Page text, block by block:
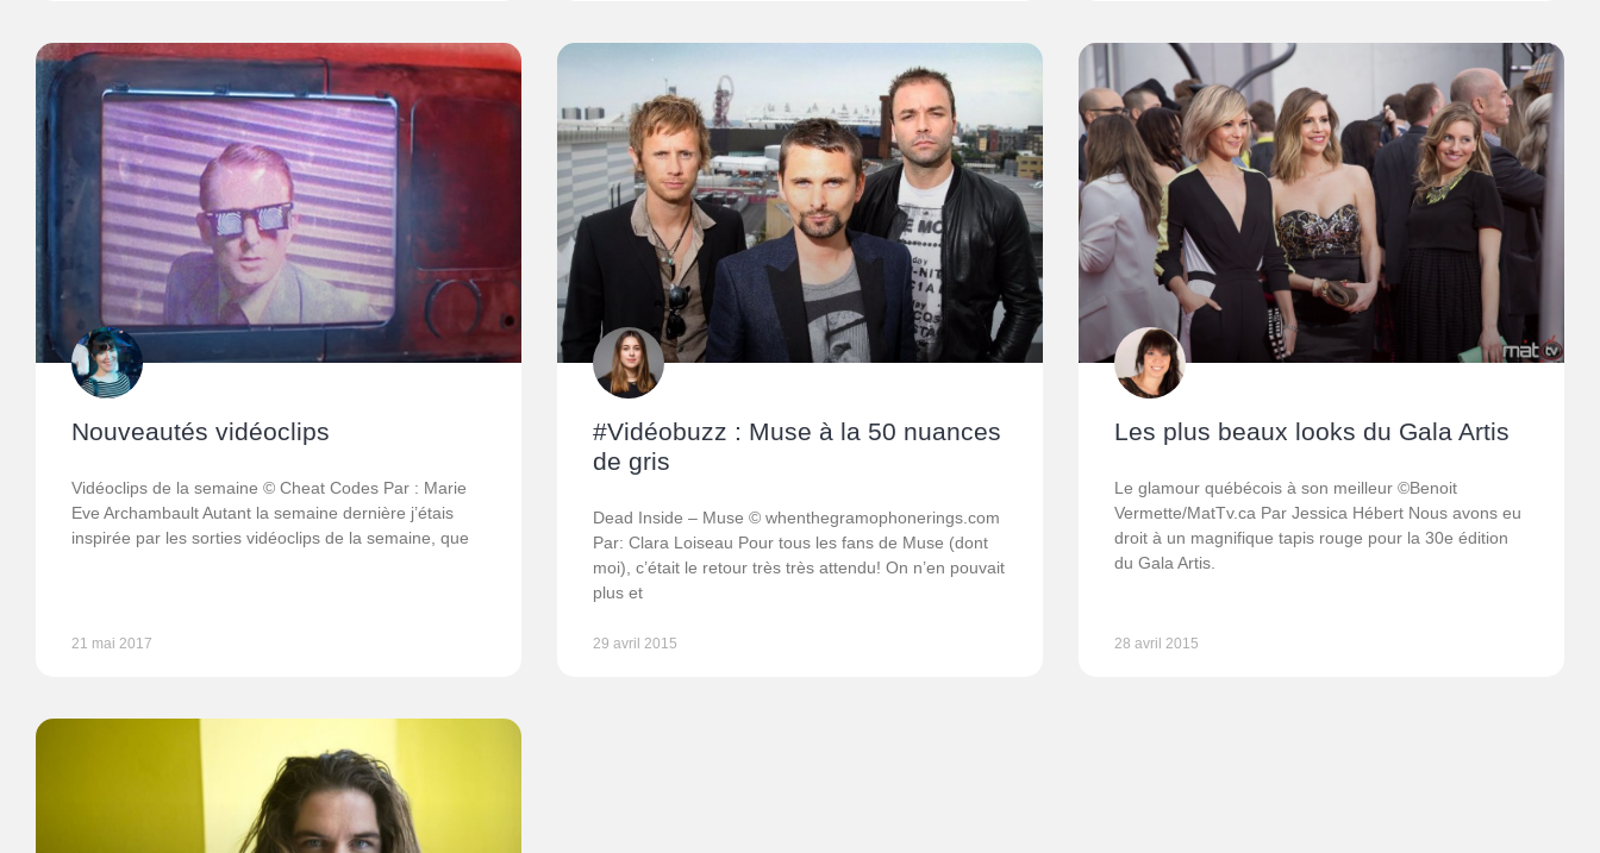
Nouveautés vidéoclips
Vidéoclips de la semaine © Cheat Codes Par : Marie
Eve Archambault Autant la semaine dernière j’étais
inspirée par les sorties vidéoclips de la semaine, que
21 mai 2017
#Vidéobuzz : Muse à la 50 nuances
de gris
Dead Inside – Muse © whenthegramophonerings.com
Par: Clara Loiseau Pour tous les fans de Muse (dont
moi), c’était le retour très très attendu! On n’en pouvait
plus et
29 avril 2015
Les plus beaux looks du Gala Artis
Le glamour québécois à son meilleur ©Benoit
Vermette/MatTv.ca Par Jessica Hébert Nous avons eu
droit à un magnifique tapis rouge pour la 30e édition
du Gala Artis.
28 avril 2015